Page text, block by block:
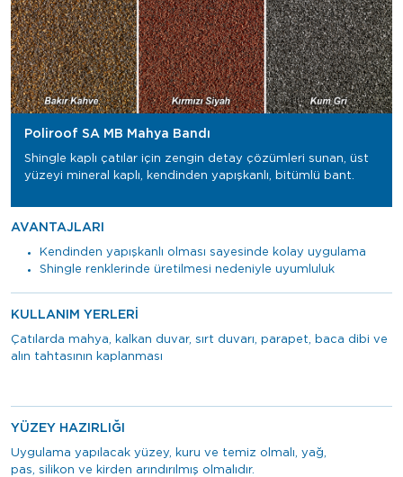
Poliroof SA MB Mahya Bandı
Shingle kaplı çatılar için zengin detay çözümleri sunan, üst
yüzeyi mineral kaplı, kendinden yapışkanlı, bitümlü bant.
AVANTAJLARI
Kendinden yapışkanlı olması sayesinde kolay uygulama
Shingle renklerinde üretilmesi nedeniyle uyumluluk
KULLANIM YERLERİ
Çatılarda mahya, kalkan duvar, sırt duvarı, parapet, baca dibi ve
alın tahtasının kaplanması
YÜZEY HAZIRLIĞI
Uygulama yapılacak yüzey, kuru ve temiz olmalı, yağ,
pas, silikon ve kirden arındırılmış olmalıdır.